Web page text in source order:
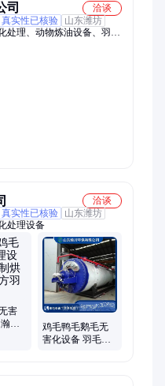
司
洽谈
真实性已核验
山东潍坊
处理、动物炼油设备、羽毛
洽谈
真实性已核验
山东潍坊
处理设备
害
川
鸡毛鸭毛鹅毛无
害化设备 羽毛粉